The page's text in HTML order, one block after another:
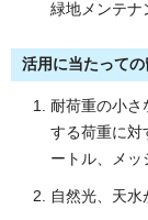
緑地メンテナ
活用に当たって
耐荷重の小さ
する荷重に対
ートル、メッ
自然光、天水